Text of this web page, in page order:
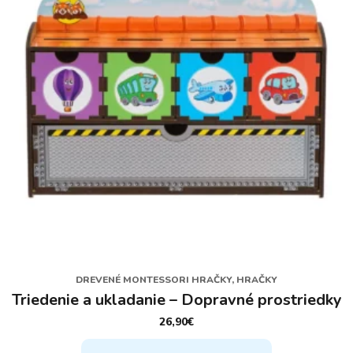
DREVENÉ MONTESSORI HRAČKY, HRAČKY
Triedenie a ukladanie – Dopravné prostriedky
26,90€
Tento